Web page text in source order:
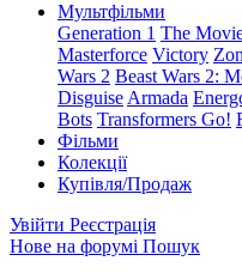
Мультфільми
Generation 1 The
Masterforce Victory
Wars 2 Beast Wars 2:
Disguise Armada
Bots Transformers Go!
Фільми
Колекції
Купівля/Продаж
Увійти Реєстрація
Нове на форумі Пошук